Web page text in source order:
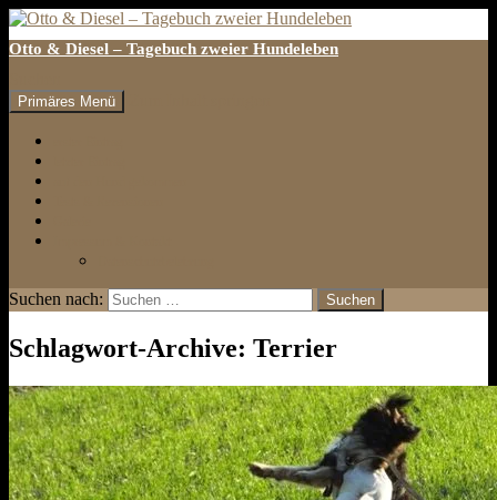
Otto & Diesel – Tagebuch zweier Hundeleben
Primäres Menü
Suchen nach:
Schlagwort-Archive: Terrier